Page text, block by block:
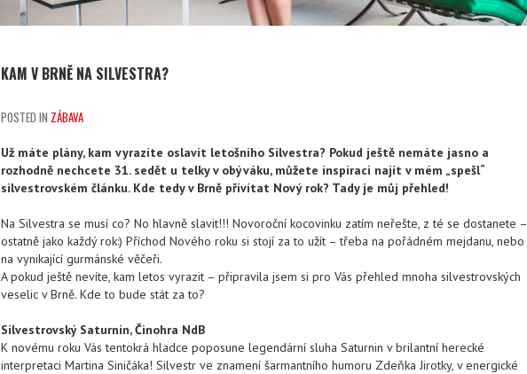
KAM V BRNĚ NA SILVESTRA?
POSTED IN ZÁBAVA
Už máte plány, kam vyrazíte oslavit letošního Silvestra? Pokud ještě nemáte jasno a
rozhodně nechcete 31. sedět u telky v obýváku, můžete inspiraci najít v mém „spešl“
silvestrovském článku. Kde tedy v Brně přívítat Nový rok? Tady je můj přehled!
Na Silvestra se musí co? No hlavně slavit!!! Novoroční kocovinku zatím neřešte, z té se dostanete –
ostatně jako každý rok:) Příchod Nového roku si stojí za to užít – třeba na pořádném mejdanu, nebo
na vynikající gurmánské věčeři.
A pokud ještě nevíte, kam letos vyrazit – připravila jsem si pro Vás přehled mnoha silvestrovských
veselic v Brně. Kde to bude stát za to?
Silvestrovský Saturnin, Činohra NdB
K novému roku Vás tentokrá hladce poposune legendární sluha Saturnin v brilantní herecké
interpretaci Martina Siničáka! Silvestr ve znamení šarmantního humoru Zdeňka Jirotky, v energické